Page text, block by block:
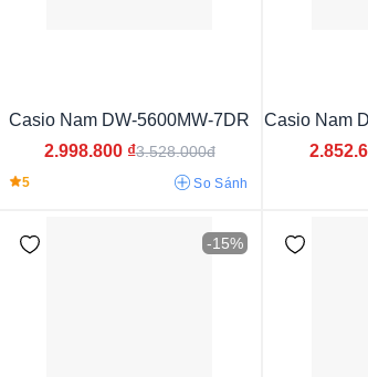
Casio Nam DW-5600MW-7DR
2.998.800 ₫3.528.000đ
5 So Sánh
Casio Nam
-15%